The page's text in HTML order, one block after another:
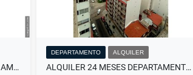
ALQUILER DEPARTAMENTO TRES AMBIENTES 24 MESES/MAR DEL PLATA
DEPARTAMENTO ALQUILER
ALQUILER 24 MESES DEPARTAMENTO DE 1 AMBIENTE/MAR DEL PLATA